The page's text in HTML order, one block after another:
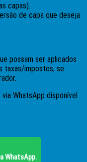
capas).
de capa que deseja
possam ser aplicados
taxas/impostos, se
WhatsApp disponível
WhatsApp.